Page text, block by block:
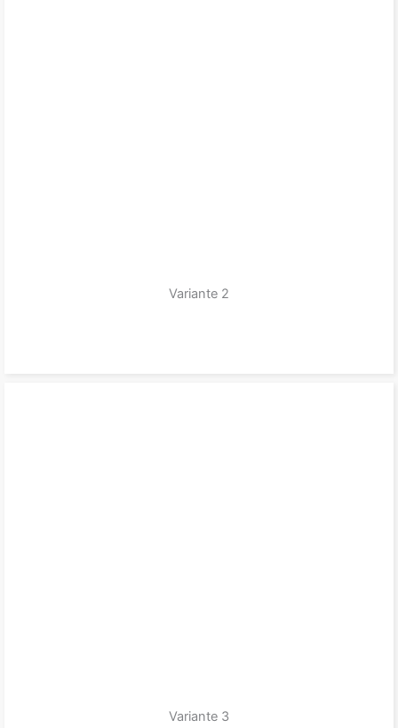
Variante 2
Variante 3